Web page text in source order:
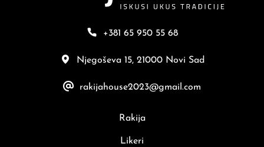
+381 65 950 55 68
Njegoševa 15, 21000 Novi Sad
rakijahouse2023@gmail.com
Rakija
Likeri